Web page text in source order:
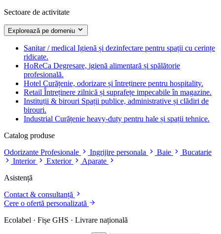
Sectoare de activitate
Explorează pe domeniu
Sanitar / medical Igienă și dezinfectare pentru spații cu cerințe
ridicate.
HoReCa Degresare, igienă alimentară și spălătorie
profesională.
Hotel Curățenie, odorizare și întreținere pentru hospitality.
Retail Întreținere zilnică și suprafețe impecabile în magazine.
Instituții & birouri Spații publice, administrative și clădiri de
birouri.
Industrial Curățenie heavy-duty pentru hale și spații tehnice.
Catalog produse
Odorizante Profesionale
Ingrijire personala Baie
Bucatarie
Interior
Exterior
Aparate
Asistență
Contact & consultanță
Cere o ofertă personalizată
Ecolabel · Fișe GHS · Livrare națională